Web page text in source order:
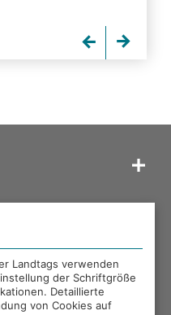
LANDTAGS
Landtags verwenden
der Schriftgröße
Detaillierte
von Cookies auf